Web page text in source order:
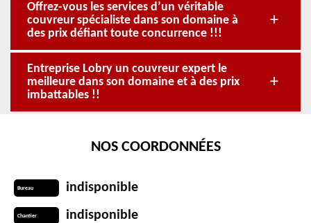
Offrez-vous les services d’un véritable
couvreur spécialiste dans son domaine à
des prix défiant toute concurrence !!!
Entreprise Lobry un couvreur expert le
meilleure dans son domaine et à des prix
imbattables !!
NOS COORDONNÉES
Bureau indisponible
Chantier indisponible